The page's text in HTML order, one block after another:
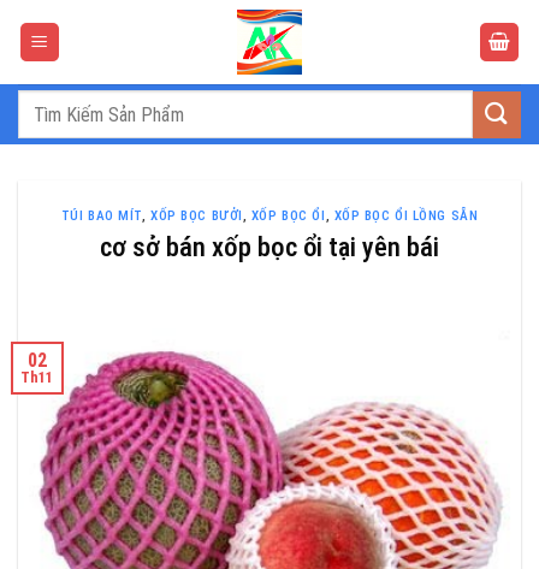
Tìm
TÚI BAO MÍT,XỐP BỌC BƯỞI , XỐP BỌC ỔI , XỐP BỌC ỔI LỒNG SẴN
cơ sở bán xốp bọc ổi tại yên bái
02
Th11